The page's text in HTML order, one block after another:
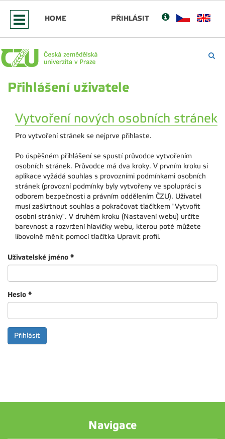
HOME PŘIHLÁSIT
Přihlášení uživatele
Vytvoření nových osobních stránek
Pro vytvoření stránek se nejprve přihlaste.
Po úspěšném přihlášení se spustí průvodce vytvořením
osobních stránek. Průvodce má dva kroky. V prvním kroku si
aplikace vyžádá souhlas s provozními podmínkami osobních
stránek (provozní podmínky byly vytvořeny ve spolupráci s
odborem bezpečnosti a právním oddělením ČZU). Uživatel
musí zaškrtnout souhlas a pokračovat tlačítkem "Vytvořit
osobní stránky". V druhém kroku (Nastavení webu) určíte
barevnost a rozvržení hlavičky webu, kterou poté můžete
libovolně měnit pomocí tlačítka Upravit profil.
Uživatelské jméno *
Heslo *
Navigace